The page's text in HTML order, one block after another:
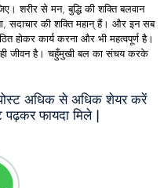
शरीर से मन, बुद्धि की शक्ति बलवान
सदाचार की शक्ति महान् हैं। और इन सब
होकर कार्य करना और भी महत्वपूर्ण है।
ही जीवन है। चहुँमुखी बल का संचय करके
अधिक से अधिक शेयर करें
फायदा मिले |